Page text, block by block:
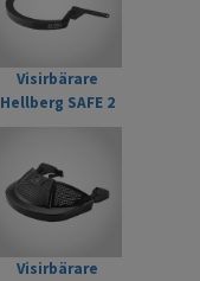
Visirbärare
Hellberg SAFE 2
Visirbärare